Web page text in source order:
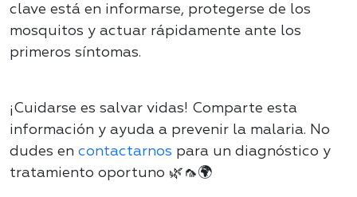
clave está en informarse, protegerse de los
mosquitos y actuar rápidamente ante los
primeros síntomas.
¡Cuidarse es salvar vidas! Comparte esta
información y ayuda a prevenir la malaria. No
dudes en contactarnos para un diagnóstico y
tratamiento oportuno 🌿🦟🌍